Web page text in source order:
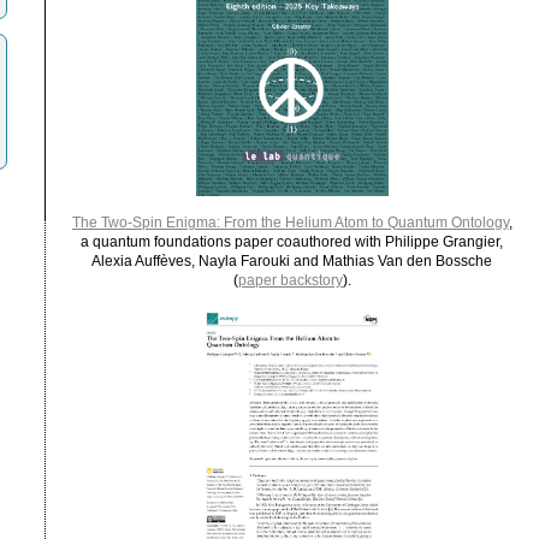
The Two-Spin Enigma: From the Helium Atom to Quantum Ontology,
a quantum foundations paper coauthored with Philippe Grangier,
Alexia Auffèves, Nayla Farouki and Mathias Van den Bossche
(paper backstory).